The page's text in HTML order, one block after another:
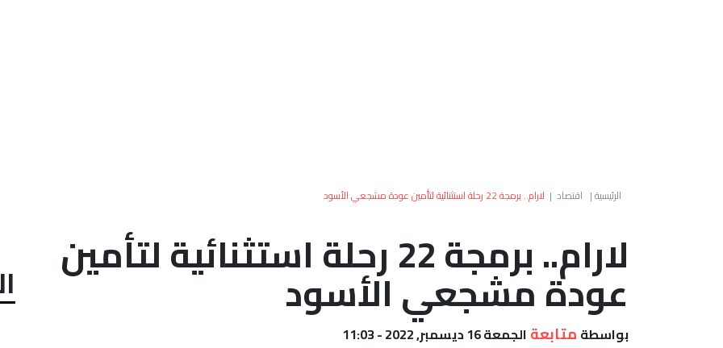
الرئيسية| اقتصاد | لارام.. برمجة 22 رحلة استثنائية لتأمين عودة مشجعي الأسود
لارام.. برمجة 22 رحلة استثنائية لتأمين
عودة مشجعي الأسود
بواسطة متابعة الجمعة 16 ديسمبر, 2022 - 11:03